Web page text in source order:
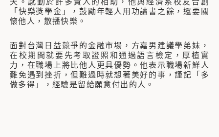
天。感動於許多貴人的相助，他與經濟系校友合創
「快樂獎學金」，鼓勵年輕人用功讀書之餘，還要關
懷他人，散播快樂。
面對台灣日益競爭的金融市場，方嘉男建議學弟妹，
在校期間就要先考取證照和通過語言檢定，厚植實
力，在職場上將比他人更具優勢。他表示職場新鮮人
難免遇到挫折，但難過時就想著美好的事，謹記「多
做多得」，經驗是留給願意付出的人。